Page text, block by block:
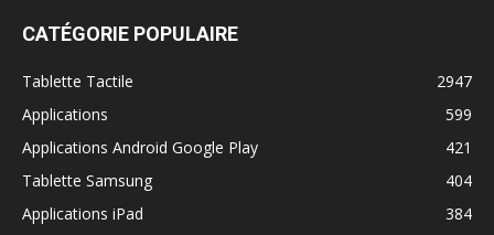
CATÉGORIE POPULAIRE
Tablette Tactile
2947
Applications
599
Applications Android Google Play
421
Tablette Samsung
404
Applications iPad
384